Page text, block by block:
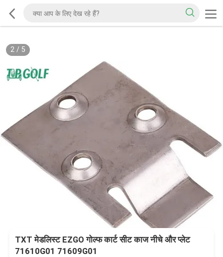
2/ 5
TXT मेडलिस्ट EZGO गोल्फ कार्ट सीट काज नीचे और प्लेट
71610G01 71609G01